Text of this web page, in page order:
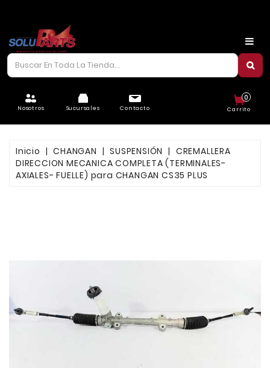
Nosotros Sucursales Contacto Carrito
0
CARROCERÍA
ELÉCTRICO
FRENOS
LUBRICANTES
Inicio CHANGAN SUSPENSIÓN
CREMALLERA
DIRECCION MECANICA COMPLETA (TERMINALES-
AXIALES- FUELLE) para CHANGAN CS35 PLUS